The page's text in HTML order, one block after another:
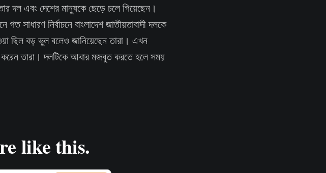
দল এবং দেশের মানুষকে ছেড়ে চলে গিয়েছেন।
সাধারণ নির্বাচনে বাংলাদেশ জাতীয়তাবাদী দলকে
ছিল বড় ভুল বলেও জানিয়েছেন তারা। এখন
তারা। দলটিকে আবার মজবুত করতে হলে সময়
like this.